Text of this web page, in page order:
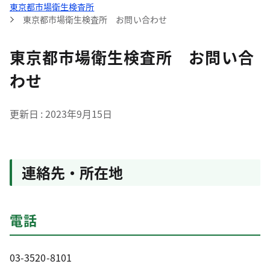
東京都市場衛生検査所
東京都市場衛生検査所 お問い合わせ
東京都市場衛生検査所 お問い合
わせ
更新日 2023年9月15日
連絡先・所在地
電話
03-3520-8101